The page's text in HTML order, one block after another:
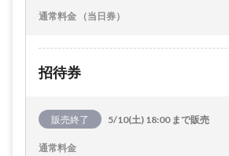
通常料金 （当日券）
招待券
販売終了 5/10(土) 18:00 まで販売
通常料金